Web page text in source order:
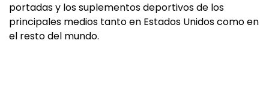
portadas y los suplementos deportivos de los
principales medios tanto en Estados Unidos como en
el resto del mundo.